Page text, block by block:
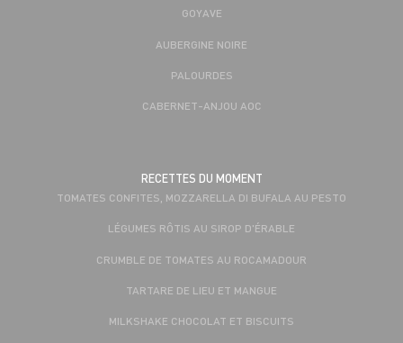
GOYAVE
AUBERGINE NOIRE
PALOURDES
CABERNET-ANJOU AOC
RECETTES DU MOMENT
TOMATES CONFITES, MOZZARELLA DI BUFALA AU PESTO
LÉGUMES RÔTIS AU SIROP D'ÉRABLE
CRUMBLE DE TOMATES AU ROCAMADOUR
TARTARE DE LIEU ET MANGUE
MILKSHAKE CHOCOLAT ET BISCUITS